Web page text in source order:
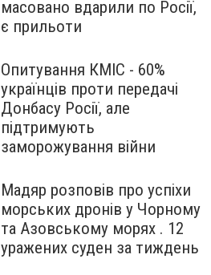
масовано вдарили по Росії,
є прильоти
Опитування КМІС - 60%
українців проти передачі
Донбасу Росії, але
підтримують
заморожування війни
Мадяр розповів про успіхи
морських дронів у Чорному
та Азовському морях . 12
уражених суден за тиждень